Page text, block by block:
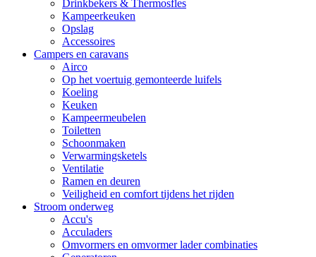
Drinkbekers & Thermosfles
Kampeerkeuken
Opslag
Accessoires
Campers en caravans
Airco
Op het voertuig gemonteerde luifels
Koeling
Keuken
Kampeermeubelen
Toiletten
Schoonmaken
Verwarmingsketels
Ventilatie
Ramen en deuren
Veiligheid en comfort tijdens het rijden
Stroom onderweg
Accu's
Acculaders
Omvormers en omvormer lader combinaties